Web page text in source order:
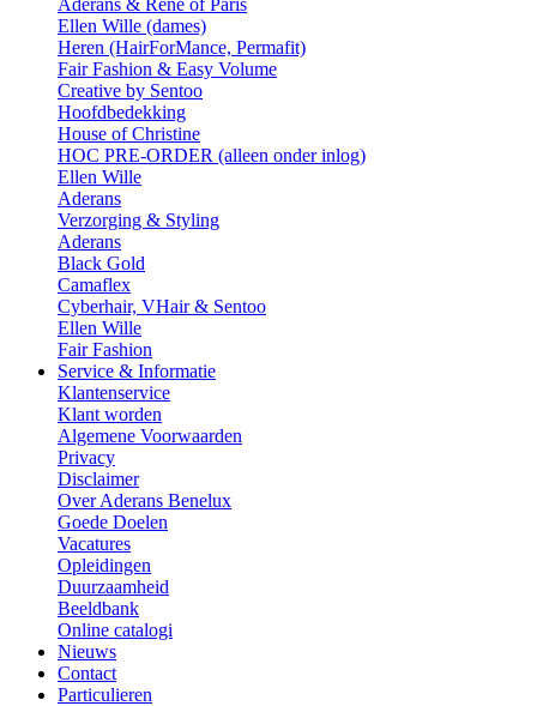
Aderans & René of Paris
Ellen Wille (dames)
Heren (HairForMance, Permafit)
Fair Fashion & Easy Volume
Creative by Sentoo
Hoofdbedekking
House of Christine
HOC PRE-ORDER (alleen onder inlog)
Ellen Wille
Aderans
Verzorging & Styling
Aderans
Black Gold
Camaflex
Cyberhair, VHair & Sentoo
Ellen Wille
Fair Fashion
Service & Informatie
Klantenservice
Klant worden
Algemene Voorwaarden
Privacy
Disclaimer
Over Aderans Benelux
Goede Doelen
Vacatures
Opleidingen
Duurzaamheid
Beeldbank
Online catalogi
Nieuws
Contact
Particulieren